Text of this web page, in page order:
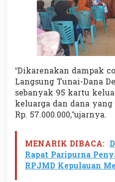
“Dikarenakan dampak
Langsung Tunai-Dana
sebanyak 95 kartu
keluarga dan dana
Rp. 57.000.000,”ujarnya.
MENARIK DIBACA:
Rapat Paripurna
RPJMD Kepulauan